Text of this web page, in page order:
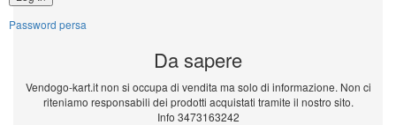
Password persa
Da sapere
Vendogo-kart.it non si occupa di vendita ma solo di informazione. Non ci
riteniamo responsabili dei prodotti acquistati tramite il nostro sito.
Info 3473163242